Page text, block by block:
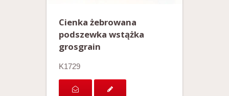
Cienka żebrowana
podszewka wstążka
grosgrain
K1729